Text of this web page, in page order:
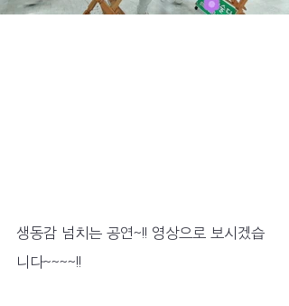
생동감 넘치는 공연~!! 영상으로 보시겠습
니다~~~~!!